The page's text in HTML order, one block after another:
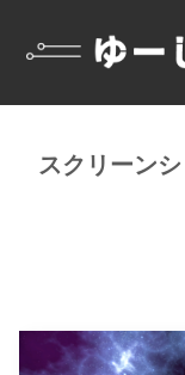
スクリーン